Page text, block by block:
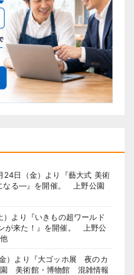
24日（金）より『藝大式 美術
なる―』を開催。 上野公園
）より『いきもの超ワールド
が来た！』を開催。 上野公
）より『大ゴッホ展 夜のカ
美術館・博物館 混雑情報